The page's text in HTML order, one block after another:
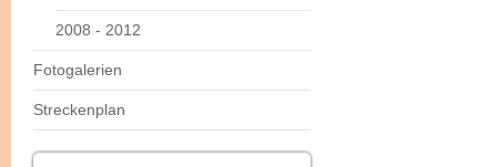
2008 - 2012
Fotogalerien
Streckenplan